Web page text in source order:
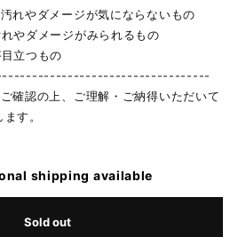
れやダメージが気にならないもの
れやダメージがみられるもの
立つもの
確認の上、ご理解・ご納得いただいて
す。
shipping available
Sold out